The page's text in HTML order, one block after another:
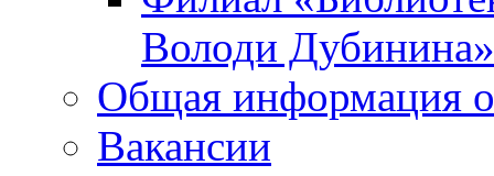
Володи Дубинина»
Общая информация
Вакансии